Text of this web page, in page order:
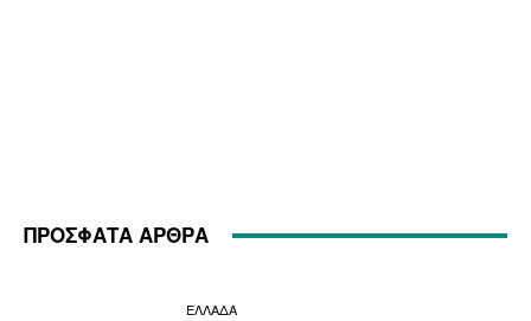
ΠΡΟΣΦΑΤΑ ΑΡΘΡΑ
ΕΛΛΑΔΑ